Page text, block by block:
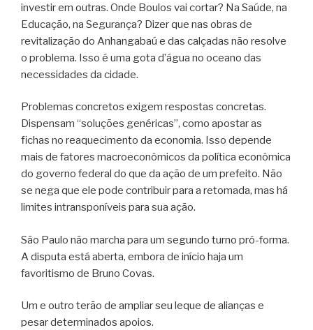
investir em outras. Onde Boulos vai cortar? Na Saúde, na
Educação, na Segurança? Dizer que nas obras de
revitalização do Anhangabaú e das calçadas não resolve
o problema. Isso é uma gota d’água no oceano das
necessidades da cidade.
Problemas concretos exigem respostas concretas.
Dispensam “soluções genéricas”, como apostar as
fichas no reaquecimento da economia. Isso depende
mais de fatores macroeconômicos da política econômica
do governo federal do que da ação de um prefeito. Não
se nega que ele pode contribuir para a retomada, mas há
limites intransponíveis para sua ação.
São Paulo não marcha para um segundo turno pró-forma.
A disputa está aberta, embora de início haja um
favoritismo de Bruno Covas.
Um e outro terão de ampliar seu leque de alianças e
pesar determinados apoios.